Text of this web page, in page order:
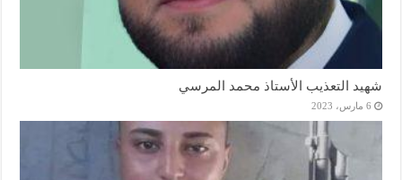
شهيد التعذيب الأستاذ محمد المرسي
6 مارس، 2023